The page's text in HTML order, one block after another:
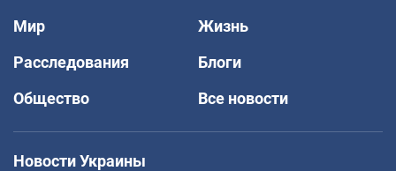
Мир
Жизнь
Расследования
Блоги
Общество
Все новости
Новости Украины